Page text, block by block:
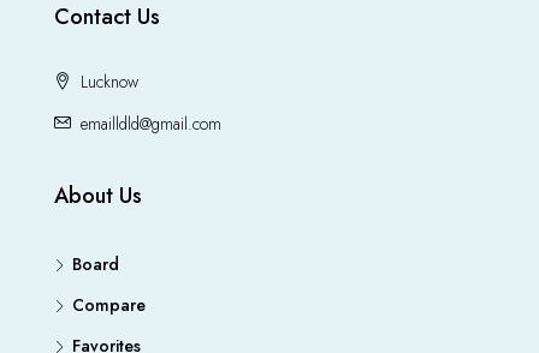
Contact Us
Lucknow
emailldld@gmail.com
About Us
Board
Compare
Favorites